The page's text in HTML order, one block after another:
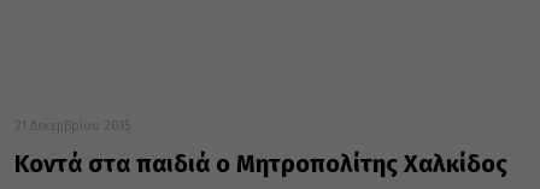
21 Δεκεμβρίου 2015
Κοντά στα παιδιά ο Μητροπολίτης Χαλκίδος